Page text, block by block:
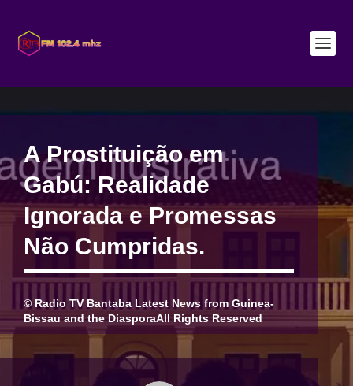
A Prostituição em
Gabú: Realidade
Ignorada e Promessas
Não Cumpridas.
© Radio TV Bantaba Latest News from Guinea-
Bissau and the DiasporaAll Rights Reserved